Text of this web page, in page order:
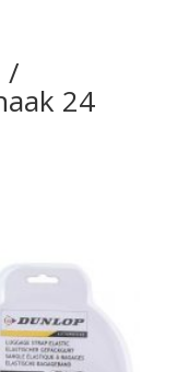
/
24